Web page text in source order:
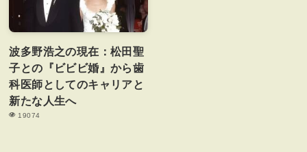
波多野浩之の現在：松田聖
子との『ビビビ婚』から歯
科医師としてのキャリアと
新たな人生へ
19074